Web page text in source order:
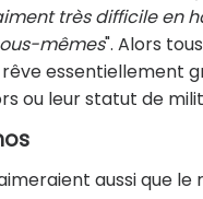
très difficile en
mêmes". Alors
essentiellement
ou leur statut de
aussi que le